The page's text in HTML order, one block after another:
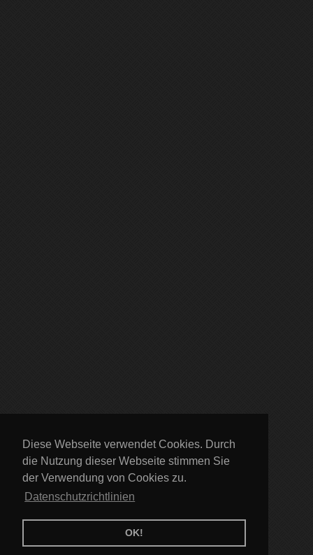
Diese Webseite verwendet Cookies. Durch
die Nutzung dieser Webseite stimmen Sie
der Verwendung von Cookies zu.
Datenschutzrichtlinien
OK!